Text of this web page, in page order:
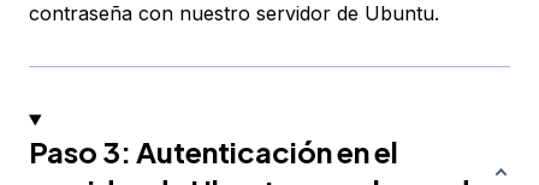
contraseña con nuestro servidor de Ubuntu.
Paso 3: Autenticación en el